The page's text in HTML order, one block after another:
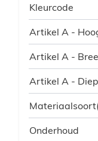
Kleurcode
Artikel A -
Artikel A -
Artikel A -
Onderhoud